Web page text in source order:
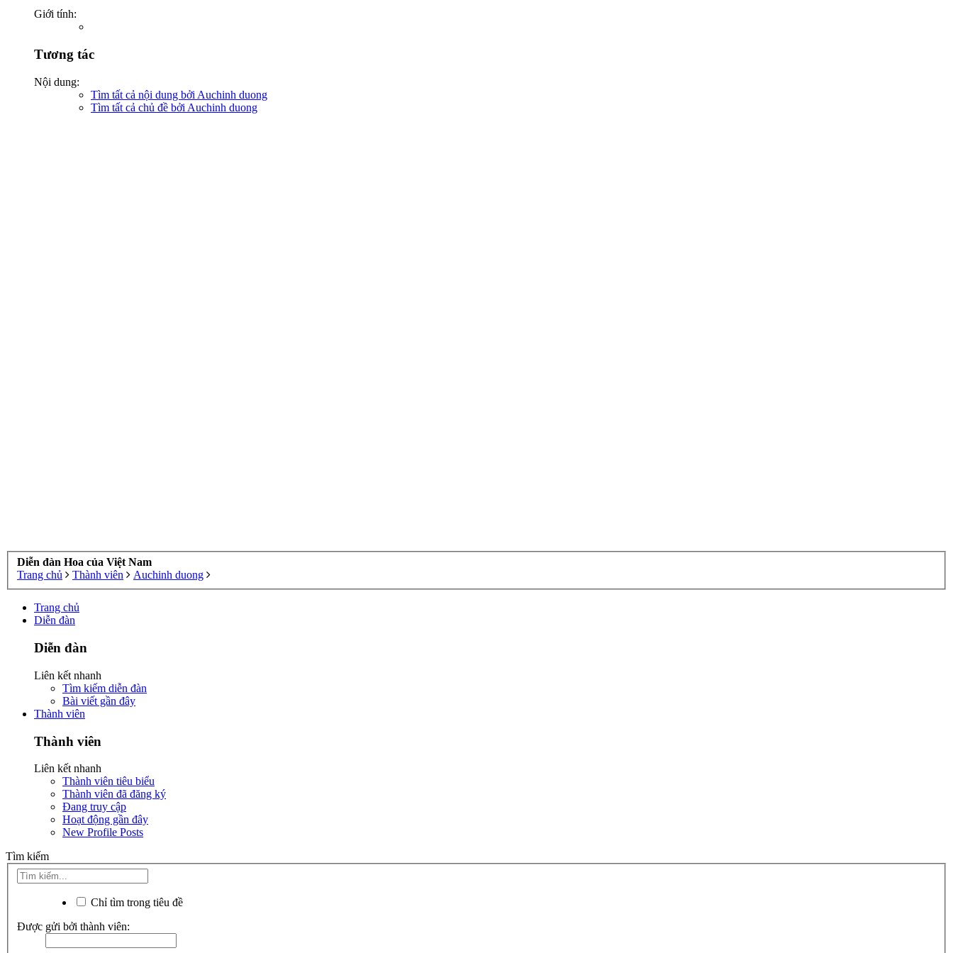
Giới tính:
Tương tác
Nội dung:
Tìm tất cả nội dung bởi Auchinh duong
Tìm tất cả chủ đề bởi Auchinh duong
Diễn đàn Hoa của Việt Nam
Trang chủ
Thành viên Auchinh duong
Trang chủ
Diễn đàn
Diễn đàn
Liên kết nhanh
Tìm kiếm diễn đàn
Bài viết gần đây
Thành viên
Thành viên
Liên kết nhanh
Thành viên tiêu biểu
Thành viên đã đăng ký
Đang truy cập
Hoạt động gần đây
New Profile Posts
Tìm kiếm
Chỉ tìm trong tiêu đề
Được gửi bởi thành viên: